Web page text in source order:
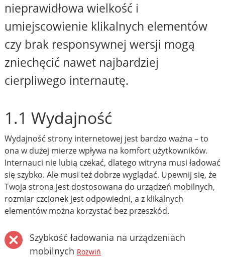
nieprawidłowa wielkość i
umiejscowienie klikalnych elementów
czy brak responsywnej wersji mogą
zniechęcić nawet najbardziej
cierpliwego internautę.
1.1 Wydajność
Wydajność strony internetowej jest bardzo ważna – to
ona w dużej mierze wpływa na komfort użytkowników.
Internauci nie lubią czekać, dlatego witryna musi ładować
się szybko. Ale musi też dobrze wyglądać. Upewnij się, że
Twoja strona jest dostosowana do urządzeń mobilnych,
rozmiar czcionek jest odpowiedni, a z klikalnych
elementów można korzystać bez przeszkód.
Szybkość ładowania na urządzeniach
mobilnych Rozwiń